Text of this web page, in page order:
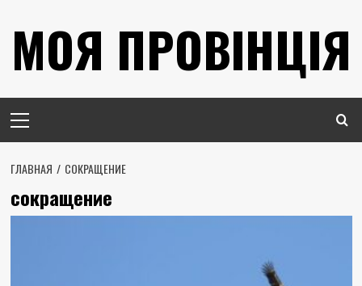
содержимому
МОЯ ПРОВІНЦІЯ
меню
ГЛАВНАЯ СОКРАЩЕНИЕ
сокращение